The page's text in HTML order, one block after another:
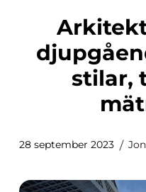
Arkitektur Hus: En
stilar,
28 september 2023